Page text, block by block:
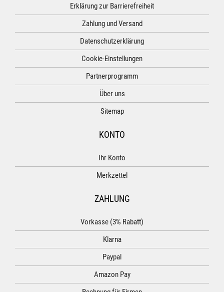
Erklärung zur Barrierefreiheit
Zahlung und Versand
Datenschutzerklärung
Cookie-Einstellungen
Partnerprogramm
Über uns
Sitemap
KONTO
Ihr Konto
Merkzettel
ZAHLUNG
Vorkasse (3% Rabatt)
Klarna
Paypal
Amazon Pay